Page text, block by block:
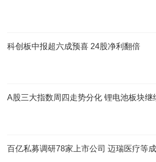
科创板中报超六成预喜 24股净利翻倍
A股三大指数周四走势分化 锂电池板块继
百亿私募调研78家上市公司 迈瑞医疗等